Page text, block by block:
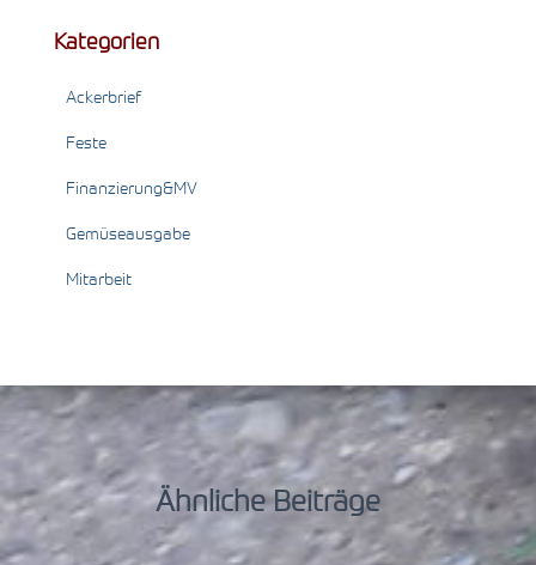
Kategorien
Ackerbrief
Feste
Finanzierung&MV
Gemüseausgabe
Mitarbeit
Ähnliche Beiträge